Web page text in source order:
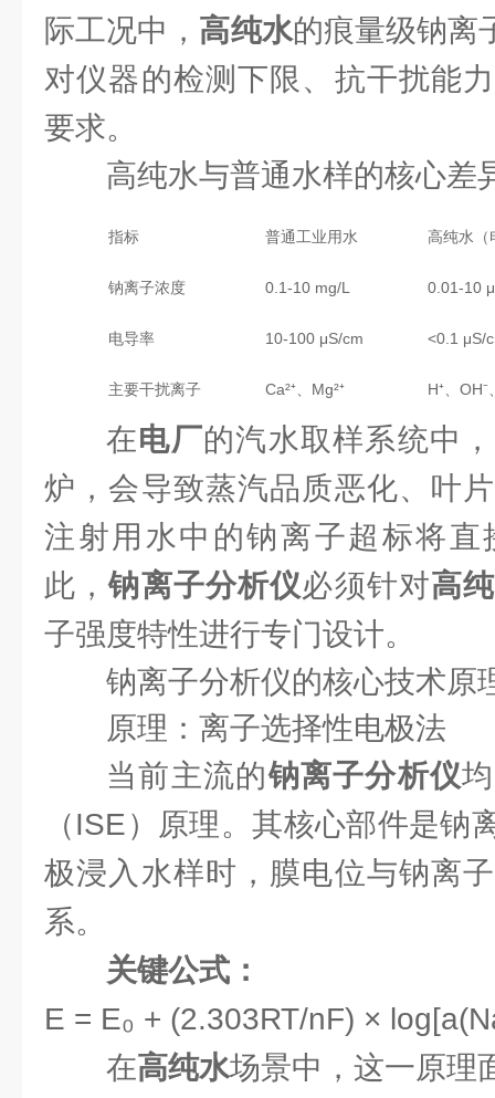
际工况中， 高纯水的痕量级钠离
对仪器的检测下限、抗干扰能
要求。
高纯水与普通水样的核心差
指标 普通工业用水 高纯水（
钠离子浓度 0.1-10 mg/L 0.01-10
电导率 10-100 μS/cm <0.1 μS/
主要干扰离子 Ca²⁺、Mg²⁺ H⁺、OH⁻
在电厂的汽水取样系统中
炉，会导致蒸汽品质恶化、叶
注射用水中的钠离子超标将直
此，钠离子分析仪必须针对高
子强度特性进行专门设计。
钠离子分析仪的核心技术原
原理：离子选择性电极法
当前主流的钠离子分析仪
（ISE）原理。其核心部件是钠
极浸入水样时，膜电位与钠离
系。
关键公式：
E = E₀ + (2.303RT/nF) ×
在高纯水场景中，这一原理